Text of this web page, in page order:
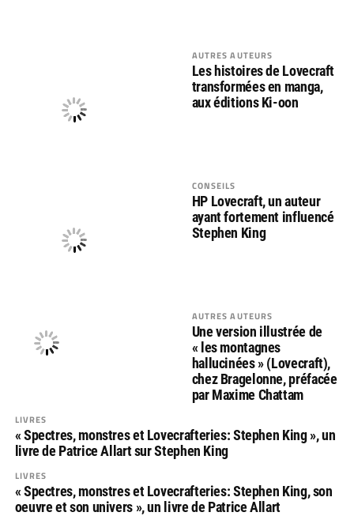
AUTRES AUTEURS
Les histoires de Lovecraft
transformées en manga,
aux éditions Ki-oon
CONSEILS
HP Lovecraft, un auteur
ayant fortement influencé
Stephen King
AUTRES AUTEURS
Une version illustrée de
« les montagnes
hallucinées » (Lovecraft),
chez Bragelonne, préfacée
par Maxime Chattam
LIVRES
« Spectres, monstres et Lovecrafteries: Stephen King », un
livre de Patrice Allart sur Stephen King
LIVRES
« Spectres, monstres et Lovecrafteries: Stephen King, son
oeuvre et son univers », un livre de Patrice Allart